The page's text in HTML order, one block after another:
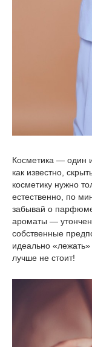
Косметика — один
как известно,
косметику нужно
естественно, по
забывай о
ароматы —
собственные
идеально
лучше не стоит!